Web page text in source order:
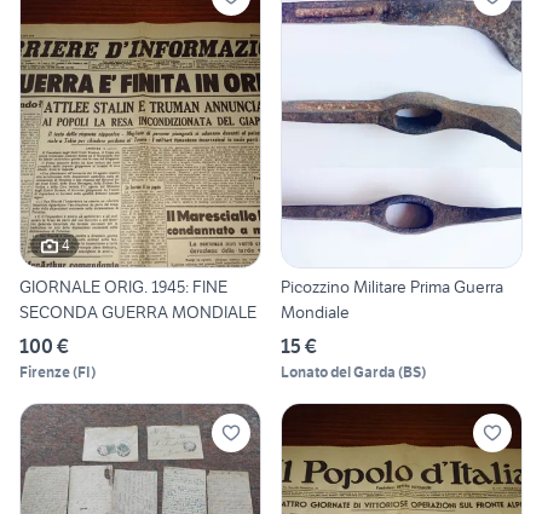
4
GIORNALE ORIG. 1945: FINE
SECONDA GUERRA MONDIALE
100 €
Firenze(FI)
Picozzino Militare Prima Guerra
Mondiale
15 €
Lonato del Garda (BS)